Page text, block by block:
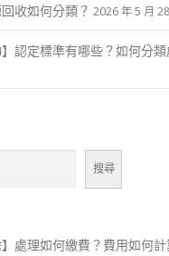
收如何分類？ 2026 年 5 月
認定標準有哪些？如何分類
搜尋
處理如何繳費？費用如何計